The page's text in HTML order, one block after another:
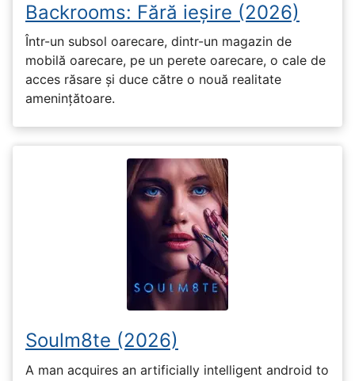
Backrooms: Fără ieșire (2026)
Într-un subsol oarecare, dintr-un magazin de
mobilă oarecare, pe un perete oarecare, o cale de
acces răsare și duce către o nouă realitate
amenințătoare.
Soulm8te (2026)
A man acquires an artificially intelligent android to